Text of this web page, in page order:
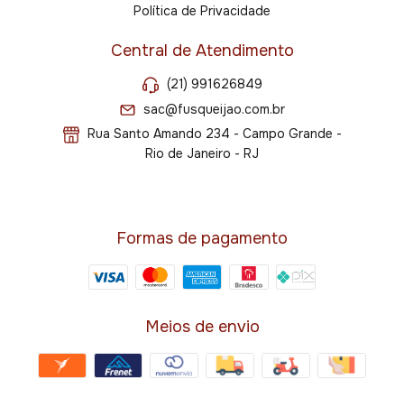
Política de Privacidade
Central de Atendimento
(21) 991626849
sac@fusqueijao.com.br
Rua Santo Amando 234 - Campo Grande -
Rio de Janeiro - RJ
Formas de pagamento
Meios de envio